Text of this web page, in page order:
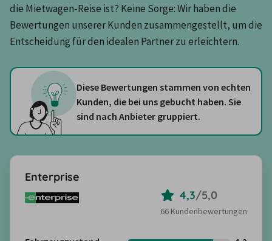
die Mietwagen-Reise ist? Keine Sorge: Wir haben die
Bewertungen unserer Kunden zusammengestellt, um die
Entscheidung für den idealen Partner zu erleichtern.
Diese Bewertungen stammen von echten
Kunden, die bei uns gebucht haben. Sie
sind nach Anbieter gruppiert.
Enterprise
4,3/5,0
66 Kundenbewertungen